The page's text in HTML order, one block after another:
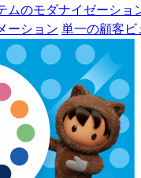
ムのモダナイゼーショ
ーション 単一の顧客ビ